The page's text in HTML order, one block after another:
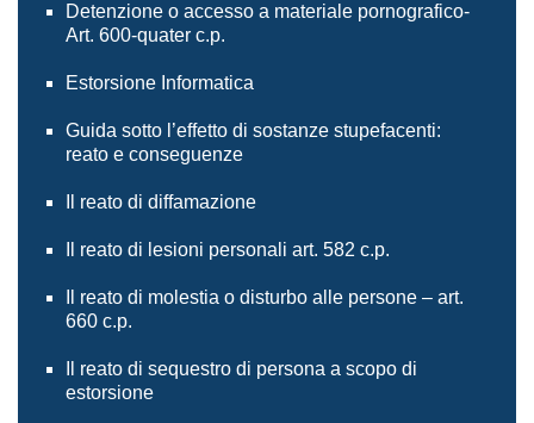
Detenzione o accesso a materiale pornografico-
Art. 600-quater c.p.
Estorsione Informatica
Guida sotto l’effetto di sostanze stupefacenti:
reato e conseguenze
Il reato di diffamazione
Il reato di lesioni personali art. 582 c.p.
Il reato di molestia o disturbo alle persone – art.
660 c.p.
Il reato di sequestro di persona a scopo di
estorsione